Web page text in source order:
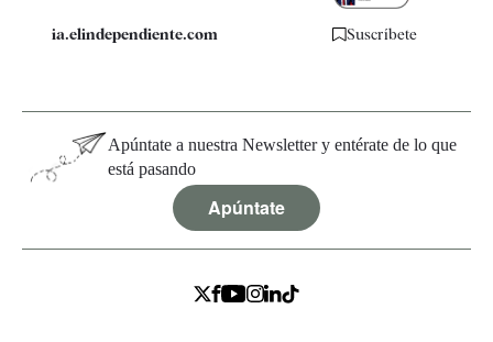
ia.elindependiente.com Suscríbete
Apúntate a nuestra Newsletter y entérate de lo que
está pasando
Apúntate